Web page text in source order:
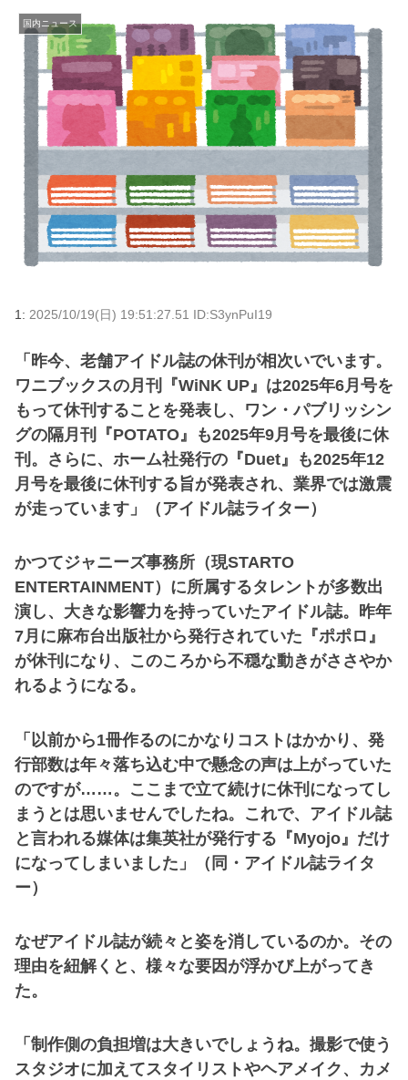
国内ニュース
1: 2025/10/19(日) 19:51:27.51 ID:S3ynPuI19
「昨今、老舗アイドル誌の休刊が相次いでいます。
ワニブックスの月刊『WiNK UP』は2025年6月号を
もって休刊することを発表し、ワン・パブリッシン
グの隔月刊『POTATO』も2025年9月号を最後に休
刊。さらに、ホーム社発行の『Duet』も2025年12
月号を最後に休刊する旨が発表され、業界では激震
が走っています」（アイドル誌ライター）
かつてジャニーズ事務所（現STARTO
ENTERTAINMENT）に所属するタレントが多数出
演し、大きな影響力を持っていたアイドル誌。昨年
7月に麻布台出版社から発行されていた『ポポロ』
が休刊になり、このころから不穏な動きがささやか
れるようになる。
「以前から1冊作るのにかなりコストはかかり、発
行部数は年々落ち込む中で懸念の声は上がっていた
のですが……。ここまで立て続けに休刊になってし
まうとは思いませんでしたね。これで、アイドル誌
と言われる媒体は集英社が発行する『Myojo』だけ
になってしまいました」（同・アイドル誌ライタ
ー）
なぜアイドル誌が続々と姿を消しているのか。その
理由を紐解くと、様々な要因が浮かび上がってき
た。
「制作側の負担増は大きいでしょうね。撮影で使う
スタジオに加えてスタイリストやヘアメイク、カメ